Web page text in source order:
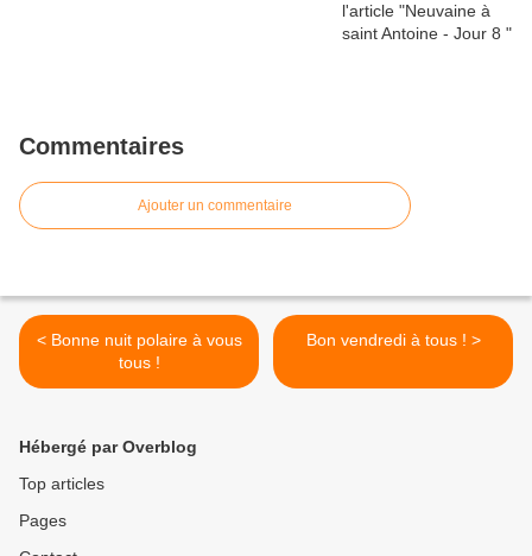
Commentaires
Ajouter un commentaire
< Bonne nuit polaire à vous
tous !
Bon vendredi à tous ! >
Hébergé par Overblog
Top articles
Pages